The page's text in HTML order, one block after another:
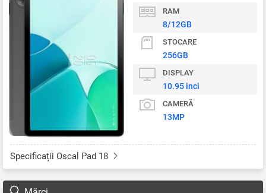
RAM
8/12GB
STOCARE
256GB
DISPLAY
10.95 inci
CAMERĂ
13MP
Specificații Oscal Pad 18